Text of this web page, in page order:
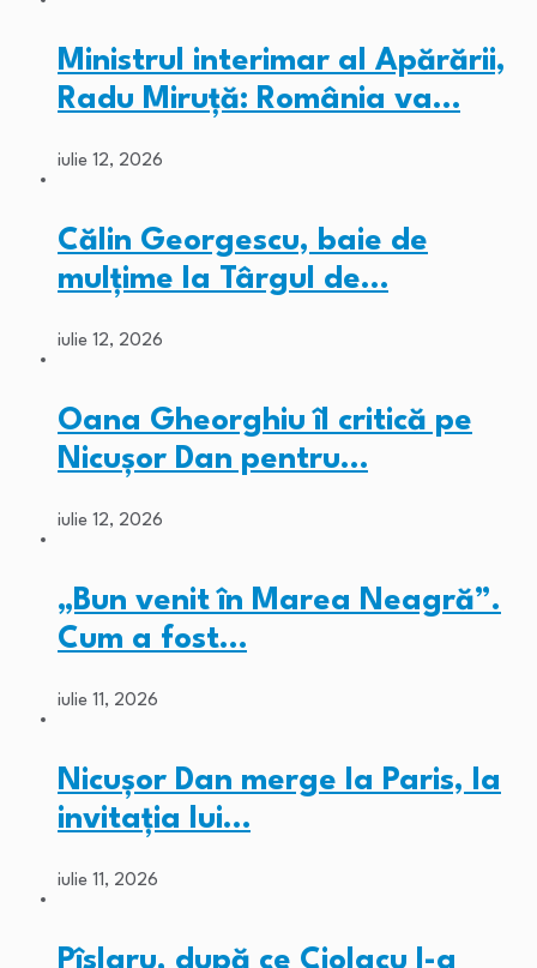
Ministrul interimar al Apărării,
Radu Miruță: România va…
iulie 12, 2026
Călin Georgescu, baie de
mulțime la Târgul de…
iulie 12, 2026
Oana Gheorghiu îl critică pe
Nicușor Dan pentru…
iulie 12, 2026
„Bun venit în Marea Neagră”.
Cum a fost…
iulie 11, 2026
Nicușor Dan merge la Paris, la
invitația lui…
iulie 11, 2026
Pîslaru, după ce Ciolacu l-a